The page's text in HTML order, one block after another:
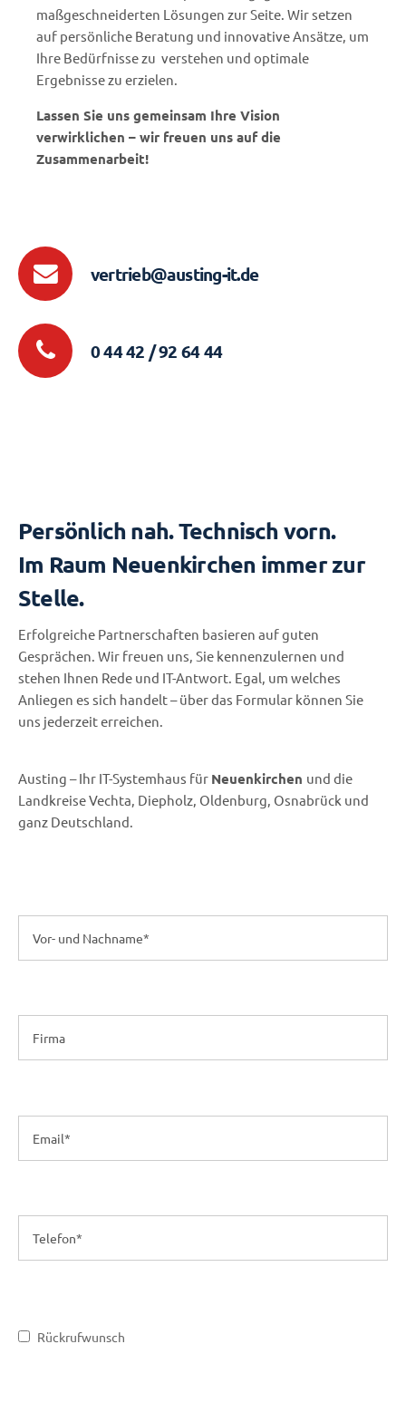
maßgeschneiderten Lösungen zur Seite. Wir setzen
auf persönliche Beratung und innovative Ansätze, um
Ihre Bedürfnisse zu verstehen und optimale
Ergebnisse zu erzielen.
Lassen Sie uns gemeinsam Ihre Vision
verwirklichen – wir freuen uns auf die
Zusammenarbeit!
vertrieb@austing-it.de
0 44 42 / 92 64 44
Persönlich nah. Technisch vorn.
Im Raum Neuenkirchen immer zur
Stelle.
Erfolgreiche Partnerschaften basieren auf guten
Gesprächen. Wir freuen uns, Sie kennenzulernen und
stehen Ihnen Rede und IT-Antwort. Egal, um welches
Anliegen es sich handelt – über das Formular können Sie
uns jederzeit erreichen.
Austing – Ihr IT-Systemhaus für Neuenkirchen und die
Landkreise Vechta, Diepholz, Oldenburg, Osnabrück und
ganz Deutschland.
Rückrufwunsch